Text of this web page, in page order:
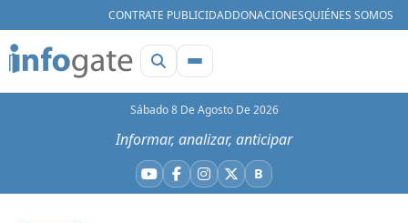
CONTRATE PUBLICIDADDONACIONESQUIÉNES SOMOS
Sábado 8 De Agosto De 2026
Informar, analizar, anticipar
YouTube
Facebook
Instagram
X BBluesky